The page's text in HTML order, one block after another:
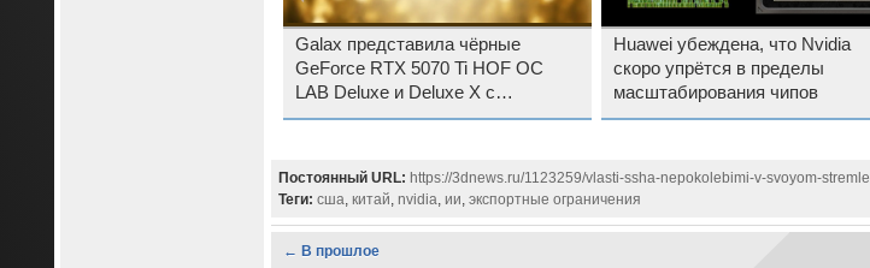
Galax представила чёрные
GeForce RTX 5070 Ti HOF OC
LAB Deluxe и Deluxe X с
заводским разгоном
Huawei убеждена, что Nvidia
скоро упрётся в пределы
масштабирования чипов
Постоянный URL: https://3dnews.ru/1123259/vlasti-ssha-nepokolebimi-v-svoyom-
Теги: сша, китай, nvidia, ии, экспортные ограничения
← В прошлое